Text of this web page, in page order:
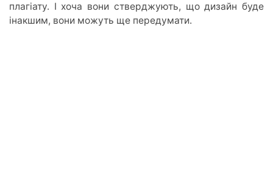
плагіату. І хоча вони стверджують, що дизайн буде
інакшим, вони можуть ще передумати.